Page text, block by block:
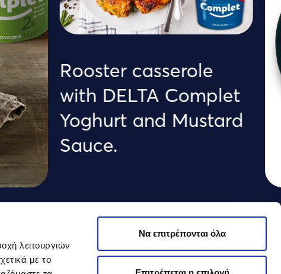
λειτουργιών
με το
Να επιτρέπονται όλα
Rooster casserole
with DELTA Complet
Yoghurt and Mustard
Sauce.